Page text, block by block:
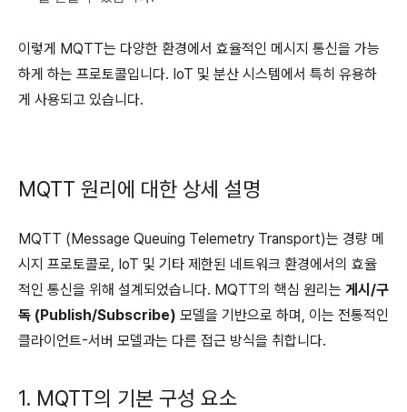
이렇게 MQTT는 다양한 환경에서 효율적인 메시지 통신을 가능
하게 하는 프로토콜입니다. IoT 및 분산 시스템에서 특히 유용하
게 사용되고 있습니다.
MQTT 원리에 대한 상세 설명
MQTT (Message Queuing Telemetry Transport)는 경량 메
시지 프로토콜로, IoT 및 기타 제한된 네트워크 환경에서의 효율
적인 통신을 위해 설계되었습니다. MQTT의 핵심 원리는 게시/구
독 (Publish/Subscribe) 모델을 기반으로 하며, 이는 전통적인
클라이언트-서버 모델과는 다른 접근 방식을 취합니다.
1. MQTT의 기본 구성 요소